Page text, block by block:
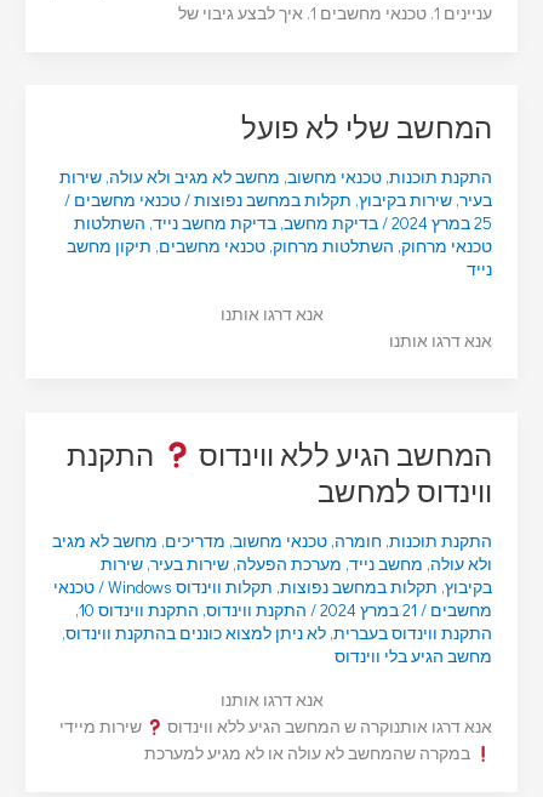
עניינים 1. טכנאי מחשבים 1. איך לבצע גיבוי של
המחשב שלי לא פועל
התקנת תוכנות, טכנאי מחשוב, מחשב לא מגיב ולא עולה, שירות
בעיר, שירות בקיבוץ, תקלות במחשב נפוצות/טכנאי מחשבים /
25 במרץ 2024
/בדיקת מחשב, בדיקת מחשב נייד, השתלטות
טכנאי מרחוק, השתלטות מרחוק, טכנאי מחשבים, תיקון מחשב
נייד
אנא דרגו אותנו
אנא דרגו אותנו
המחשב הגיע ללא ווינדוס
התקנת
ווינדוס למחשב
התקנת תוכנות, חומרה, טכנאי מחשוב, מדריכים, מחשב לא מגיב
ולא עולה, מחשב נייד, מערכת הפעלה, שירות בעיר, שירות
בקיבוץ, תקלות במחשב נפוצות, תקלות ווינדוס Windows /טכנאי
מחשבים / 21 במרץ 2024 / התקנת ווינדוס, התקנת ווינדוס 10
,
התקנת ווינדוס בעברית, לא ניתן למצוא כוננים בהתקנת ווינדוס,
מחשב הגיע בלי ווינדוס
אנא דרגו אותנו
אנא דרגו אותנוקרה ש המחשב הגיע ללא ווינדוס
שירות מיידי
במקרה שהמחשב לא עולה או לא מגיע למערכת